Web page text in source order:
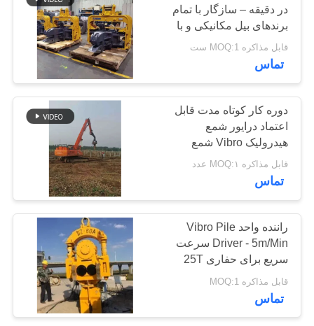
درباره
تور
کارخانه
کنترل
کیفیت
تماس
بگیرید
در دقیقه – سازگار با تمام
برندهای بیل مکانیکی و با
راندمان بالا
قابل مذاکره MOQ:1 ست
تماس
دوره کار کوتاه مدت قابل
اعتماد درایور شمع
هیدرولیک Vibro شمع
Vibro
قابل مذاکره MOQ:۱ عدد
تماس
راننده واحد Vibro Pile
Driver - 5m/Min سرعت
سریع برای حفاری 25T
قابل مذاکره MOQ:1
تماس